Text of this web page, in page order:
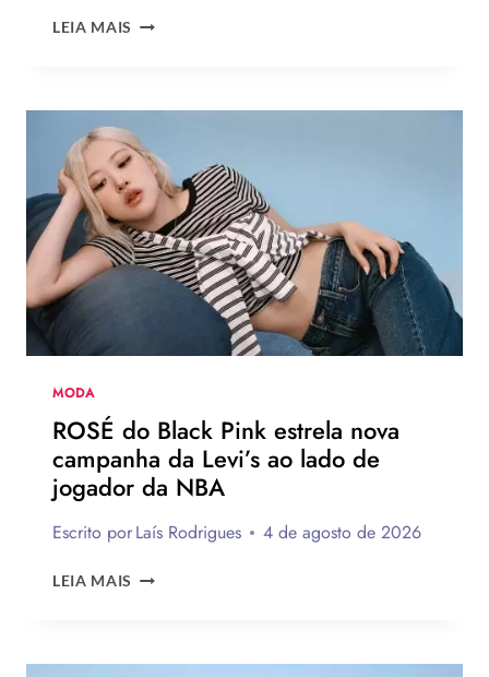
LEIA MAIS
DO
VERÃO
EUROPEU
2026
QUE
DEVEM
CHEGAR
AO
MODA
ROSÉ do Black Pink estrela nova
campanha da Levi’s ao lado de
jogador da NBA
Escrito porLaís Rodrigues 4 de agosto de 2026
LEIA MAIS ROSÉ
ESTRELA